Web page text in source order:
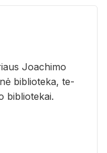
Jo­a­chi­mo
bi­b­lio­te­ka, te­
bi­b­lio­te­kai.